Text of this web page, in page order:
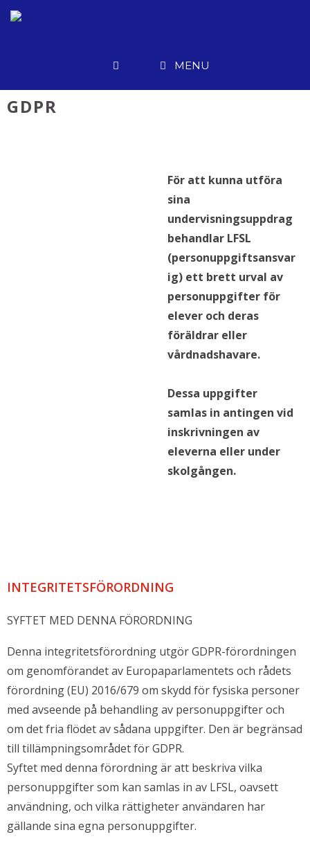
Hoppa
MENU
GDPR
För att kunna utföra
sina
undervisningsuppdrag
behandlar LFSL
(personuppgiftsansvar
ig) ett brett urval av
personuppgifter för
elever och deras
föräldrar eller
vårdnadshavare.
Dessa uppgifter
samlas in antingen vid
inskrivningen av
eleverna eller under
skolgången.
INTEGRITETSFÖRORDNING
SYFTET MED DENNA FÖRORDNING
Denna integritetsförordning utgör GDPR-förordningen
om genomförandet av Europaparlamentets och rådets
förordning (EU) 2016/679 om skydd för fysiska personer
med avseende på behandling av personuppgifter och
om det fria flödet av sådana uppgifter. Den är begränsad
till tillämpningsområdet för GDPR.
Syftet med denna förordning är att beskriva vilka
personuppgifter som kan samlas in av LFSL, oavsett
användning, och vilka rättigheter användaren har
gällande sina egna personuppgifter.